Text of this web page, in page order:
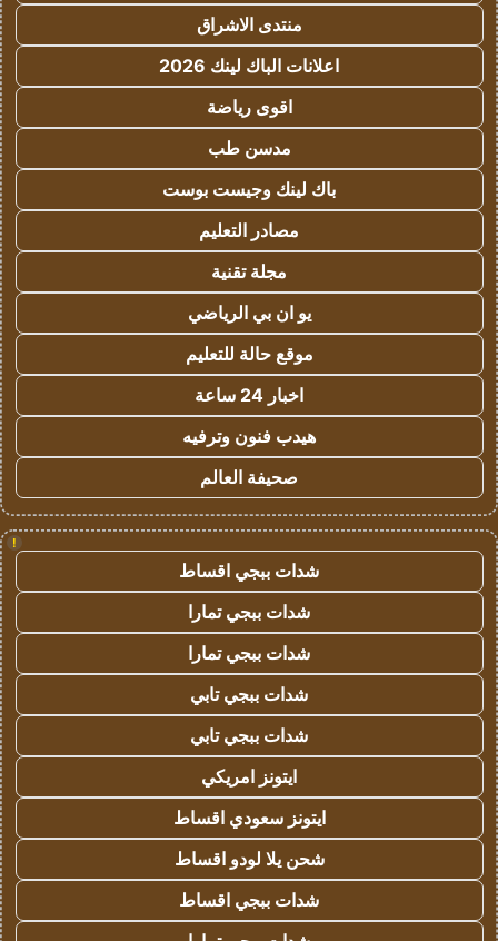
منتدى الاشراق
اعلانات الباك لينك 2026
اقوى رياضة
مدسن طب
باك لينك وجيست بوست
مصادر التعليم
مجلة تقنية
يو ان بي الرياضي
موقع حالة للتعليم
اخبار 24 ساعة
هيدب فنون وترفيه
صحيفة العالم
!
شدات ببجي اقساط
شدات ببجي تمارا
شدات ببجي تمارا
شدات ببجي تابي
شدات ببجي تابي
ايتونز امريكي
ايتونز سعودي اقساط
شحن يلا لودو اقساط
شدات ببجي اقساط